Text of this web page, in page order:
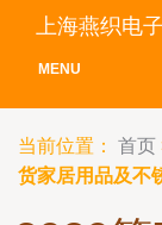
上海燕织电
MENU
当前位置： 首页
货家居用品及不